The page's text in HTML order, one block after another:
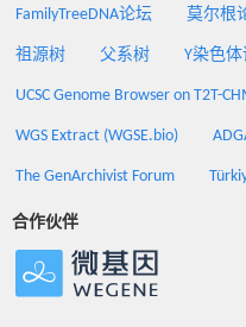
FamilyTreeDNA论坛 莫尔根
祖源树 父系树 Y染色
UCSC Genome Browser on T2T-
WGS Extract (WGSE.bio)
The GenArchivist Forum
合作伙伴